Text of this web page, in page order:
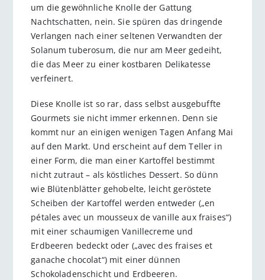
um die gewöhnliche Knolle der Gattung
Nachtschatten, nein. Sie spüren das dringende
Verlangen nach einer seltenen Verwandten der
Solanum tuberosum, die nur am Meer gedeiht,
die das Meer zu einer kostbaren Delikatesse
verfeinert.
Diese Knolle ist so rar, dass selbst ausgebuffte
Gourmets sie nicht immer erkennen. Denn sie
kommt nur an einigen wenigen Tagen Anfang Mai
auf den Markt. Und erscheint auf dem Teller in
einer Form, die man einer Kartoffel bestimmt
nicht zutraut – als köstliches Dessert. So dünn
wie Blütenblätter gehobelte, leicht geröstete
Scheiben der Kartoffel werden entweder („en
pétales avec un mousseux de vanille aux fraises“)
mit einer schaumigen Vanillecreme und
Erdbeeren bedeckt oder („avec des fraises et
ganache chocolat“) mit einer dünnen
Schokoladenschicht und Erdbeeren.